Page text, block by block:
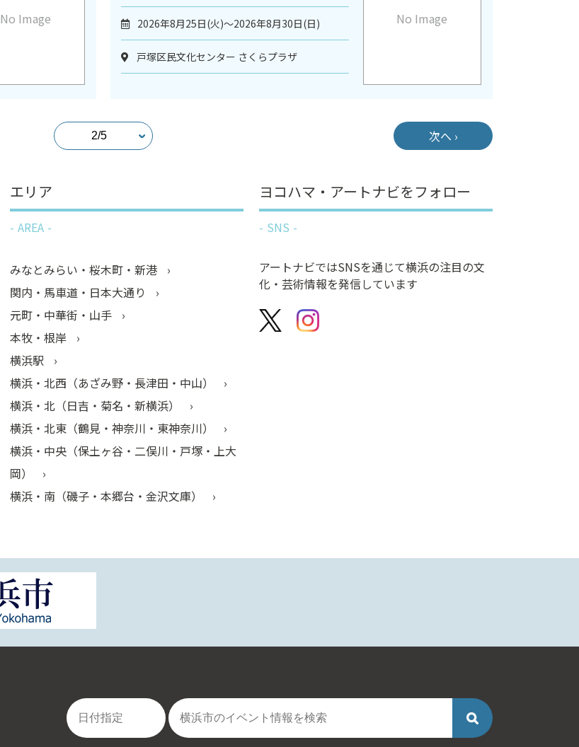
No Image No Image
2026年8月25日(火)～2026年8月30日(日)
戸塚区民文化センター さくらプラザ
次へ ›
エリア
AREA
みなとみらい・桜木町・新港
関内・馬車道・日本大通り
元町・中華街・山手
本牧・根岸
横浜駅
横浜・北西（あざみ野・長津田・中山）
横浜・北（日吉・菊名・新横浜）
横浜・北東（鶴見・神奈川・東神奈川）
横浜・中央（保土ヶ谷・二俣川・戸塚・上大
岡）
横浜・南（磯子・本郷台・金沢文庫）
ヨコハマ・アートナビをフォロー
SNS
アートナビではSNSを通じて横浜の注目の文
化・芸術情報を発信しています